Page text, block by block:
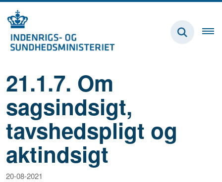
21.1.7. Om
sagsindsigt,
tavshedspligt og
aktindsigt
20-08-2021